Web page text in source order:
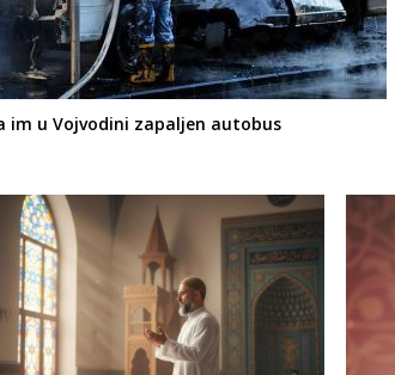
u Vojvodini zapaljen autobus